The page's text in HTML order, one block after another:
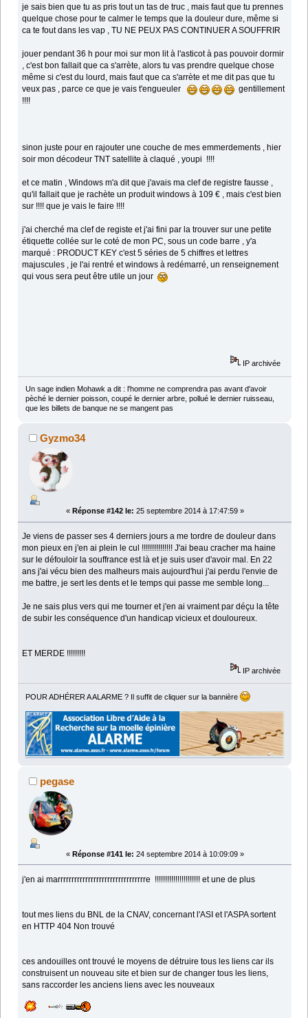
je sais bien que tu as pris tout un tas de truc , mais faut que tu prennes
quelque chose pour te calmer le temps que la douleur dure, même si
ca te fout dans les vap , TU NE PEUX PAS CONTINUER A SOUFFRIR
jouer pendant 36 h pour moi sur mon lit à l'asticot à pas pouvoir dormir
, c'est bon fallait que ca s'arrète, alors tu vas prendre quelque chose
même si c'est du lourd, mais faut que ca s'arrète et me dit pas que tu
veux pas , parce ce que je vais t'engueuler
gentillement
!!!!
sinon juste pour en rajouter une couche de mes emmerdements , hier
soir mon décodeur TNT satellite à claqué , youpi !!!!
et ce matin , Windows m'a dit que j'avais ma clef de registre fausse ,
qu'il fallait que je rachète un produit windows à 109 € , mais c'est bien
sur !!!! que je vais le faire !!!!
j'ai cherché ma clef de registe et j'ai fini par la trouver sur une petite
étiquette collée sur le coté de mon PC, sous un code barre , y'a
marqué : PRODUCT KEY c'est 5 séries de 5 chiffres et lettres
majuscules , je l'ai rentré et windows à redémarré, un renseignement
qui vous sera peut être utile un jour
IP archivée
Un sage indien Mohawk a dit : l'homme ne comprendra pas avant d'avoir
pèché le dernier poisson, coupé le dernier arbre, pollué le dernier ruisseau,
que les billets de banque ne se mangent pas
Gyzmo34
« Réponse #142 le: 25 septembre 2014 à 17:47:59 »
Je viens de passer ses 4 derniers jours a me tordre de douleur dans
mon pieux en j'en ai plein le cul !!!!!!!!!!!!!!! J'ai beau cracher ma haine
sur le défouloir la souffrance est là et je suis user d'avoir mal. En 22
ans j'ai vécu bien des malheurs mais aujourd'hui j'ai perdu l'envie de
me battre, je sert les dents et le temps qui passe me semble long...
Je ne sais plus vers qui me tourner et j'en ai vraiment par déçu la tête
de subir les conséquence d'un handicap vicieux et douloureux.
ET MERDE !!!!!!!!!
IP archivée
POUR ADHÉRER A ALARME ? Il suffit de cliquer sur la bannière
pegase
« Réponse #141 le: 24 septembre 2014 à 10:09:09 »
j'en ai marrrrrrrrrrrrrrrrrrrrrrrrrrrrrrrre !!!!!!!!!!!!!!!!!!!!!! et une de plus
tout mes liens du BNL de la CNAV, concernant l'ASI et l'ASPA sortent
en HTTP 404 Non trouvé
ces andouilles ont trouvé le moyens de détruire tous les liens car ils
construisent un nouveau site et bien sur de changer tous les liens,
sans raccorder les anciens liens avec les nouveaux